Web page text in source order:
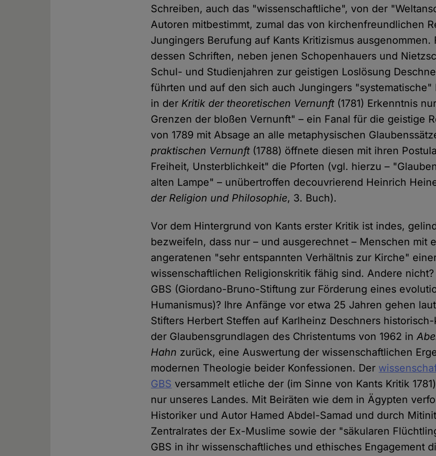
Schreiben, auch das "wissenschaftliche", von der
Autoren mitbestimmt, zumal das von kirchenfreundlichen
Jungingers Berufung auf Kants Kritizismus ausgenommen.
dessen Schriften, neben jenen Schopenhauers und
Schul- und Studienjahren zur geistigen Loslösung
führten und auf den sich auch Jungingers "systematische"
in der Kritik der theoretischen Vernunft(1781) Erkenntnis
Grenzen der bloßen Vernunft" – ein Fanal für die geistige
von 1789 mit Absage an alle metaphysischen
praktischen Vernunft(1788) öffnete diesen mit ihren
Freiheit, Unsterblichkeit" die Pforten (vgl. hierzu –
alten Lampe" – unübertroffen decouvrierend Heinrich
der Religion und Philosophie, 3. Buch).
Vor dem Hintergrund von Kants erster Kritik ist indes,
bezweifeln, dass nur – und ausgerechnet – Menschen mit
angeratenen "sehr entspannten Verhältnis zur Kirche"
wissenschaftlichen Religionskritik fähig sind. Andere
GBS (Giordano-Bruno-Stiftung zur Förderung eines
Humanismus)? Ihre Anfänge vor etwa 25 Jahren gehen
Stifters Herbert Steffen auf Karlheinz Deschners
der Glaubensgrundlagen des Christentums von 1962 in
Hahn zurück, eine Auswertung der wissenschaftlichen
modernen Theologie beider Konfessionen. Der
GBS versammelt etliche der (im Sinne von Kants Kritik
nur unseres Landes. Mit Beiräten wie dem in Ägypten
Historiker und Autor Hamed Abdel-Samad und durch
Zentralrates der Ex-Muslime sowie der "säkularen
GBS in ihr wissenschaftliches und ethisches Engagement